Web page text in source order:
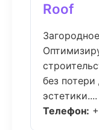
Roof
без потери
эстетики....
Телефон: